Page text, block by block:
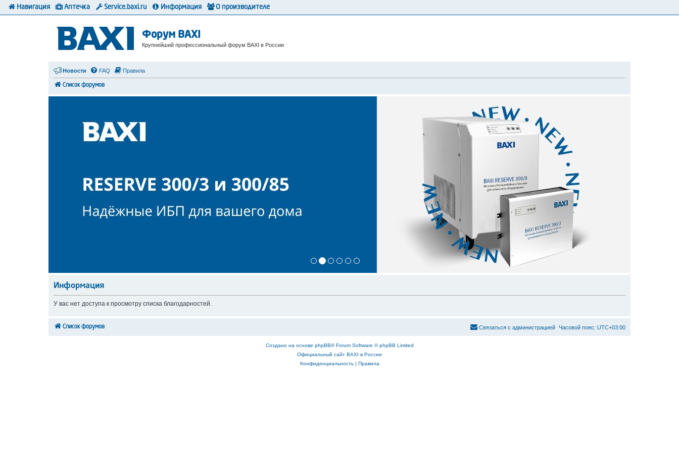
Форум BAXI
Крупнейший профессиональный форум BAXI в России
Новости FAQ Правила
Список форумов
Информация
У вас нет доступа к просмотру списка благодарностей.
Навигация Аптечка Service.baxi.ru Информация О производителе
Список форумов Часовой пояс: UTC+03:00
Связаться с администрацией
Создано на основе phpBB® Forum Software © phpBB Limited
Официальный сайт BAXI в России
Конфиденциальность| Правила